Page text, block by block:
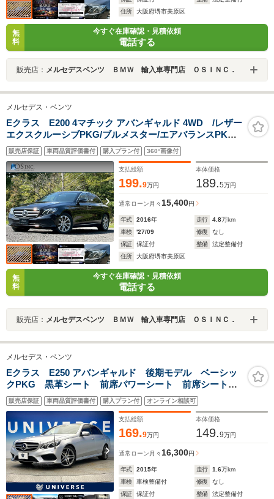
住所
大阪府堺市美原区
無
料
今すぐ在庫確認・見積依頼
電話する
販売店： メルセデスベンツ ＢＭＷ 輸入車専門店 ＯＳＩＮＣ．
メルセデス・ベンツ
Eクラス E200 4マチック アバンギャルド 4WD /レザー
エクスクルーシブPKG/ブルメスター/エアバランスPKG/
全周囲カメラ/パワートランク/黒革/前席パワーシート・シ
ートメモリー/全席シートヒーター/アンビエントライ
ト/ETC/純正AW
販売店保証 車両品質評価書付 購入プラン付 360°画像付
支払総額
199.9万円
本体価格
189.5万円
通常ローン 月々 15,400円
年式 2016年 走行 4.8万km
車検
'27/09 修復
なし
保証
保証付 整備
法定整備付
住所
大阪府堺市美原区
無
料
今すぐ在庫確認・見積依頼
電話する
販売店： メルセデスベンツ ＢＭＷ 輸入車専門店 ＯＳＩＮＣ．
メルセデス・ベンツ
Eクラス E250 アバンギャルド 後期モデル ベーシッ
クPKG 黒革シート 前席パワーシート 前席シートヒ
ーター レーダーセーフティPKG LEDヘッドライト
オートハイビーム 全周囲カメラ 純正ナビ 地デジ
TV 1オーナー 禁煙車
販売店保証 車両品質評価書付 購入プラン付 オンライン相談可
支払総額
169.9万円
本体価格
149.9万円
通常ローン 月々 16,300円
年式 2015年 走行 1.6万km
車検
車検整備付 修復
なし
保証
保証付 整備
法定整備付